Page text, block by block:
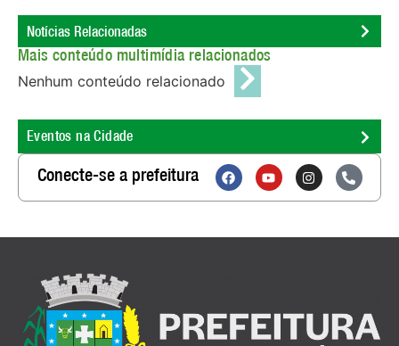
Notícias Relacionadas
Mais conteúdo multimídia relacionados
Nenhum conteúdo relacionado
Eventos na Cidade
Conecte-se a prefeitura